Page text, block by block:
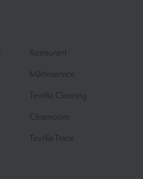
Restaurant
Måtteservice
Textilia Cleaning
Cleanroom
Textilia Trace